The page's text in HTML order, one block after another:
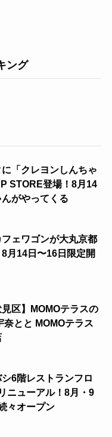
ング
「クレヨンしんちゃ
STORE登場！8月14
がやってくる
ェワゴンが大丸京都
月14日〜16日限定開
見区】MOMOテラスの
奈とと MOMOテラス
6階レストランフロ
ニューアル！8月・9
々オープン